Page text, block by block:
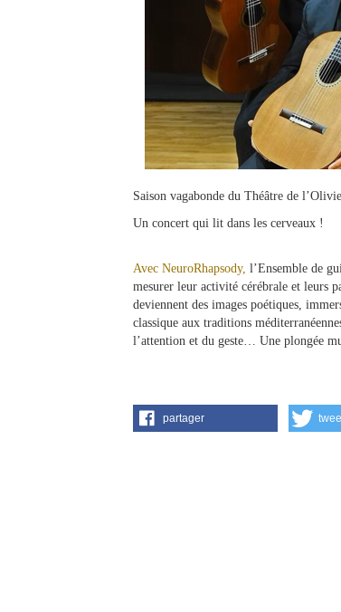
Saison vagabonde du Théâtre de
Un concert qui lit dans les cerveaux !
Avec NeuroRhapsody, l’Ensemble de
mesurer leur activité cérébrale et leurs
deviennent des images poétiques,
classique aux traditions
l’attention et du geste… Une plongée
partager